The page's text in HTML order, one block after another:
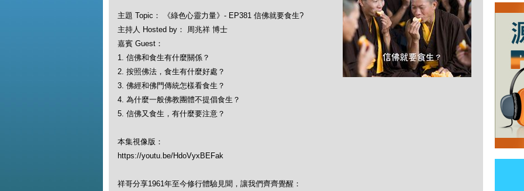
主題 Topic： 《綠色心靈力量》- EP381 信佛就要食生?
主持人 Hosted by： 周兆祥 博士
嘉賓 Guest：
1. 信佛和食生有什麼關係？
2. 按照佛法，食生有什麼好處？
3. 佛經和佛門傳統怎樣看食生？
4. 為什麼一般佛教團體不提倡食生？
5. 信佛又食生，有什麼要注意？
本集視像版：
https://youtu.be/HdoVyxBEFak
祥哥分享1961年至今修行體驗見聞，讓我們齊齊覺醒：